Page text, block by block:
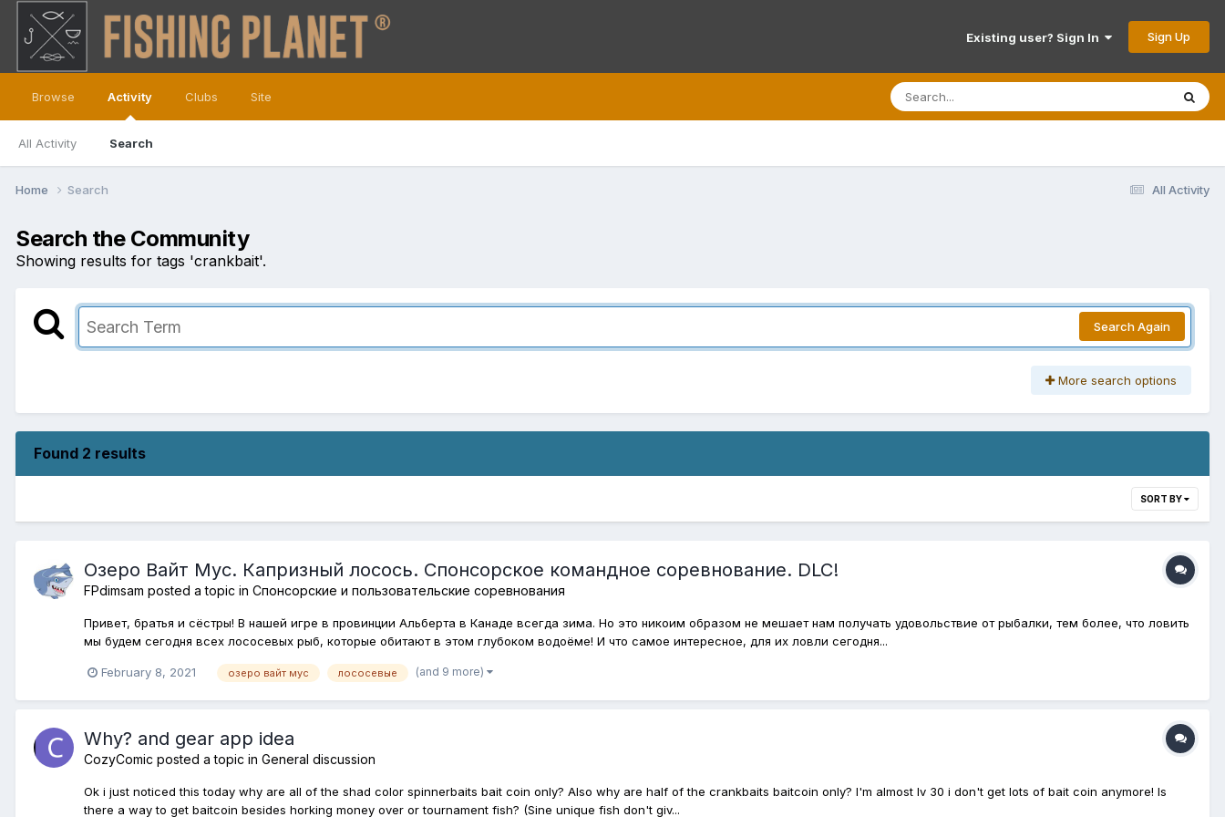
Existing user? Sign In Sign Up
Browse Activity
All Activity Search
Clubs Site
All Activity
Home Search
Search the Community
Showing results for tags 'crankbait'.
Search Again
More search options
Found 2 results
SORT BY
Озеро Вайт Мус. Капризный лосось. Спонсорское командное соревнование. DLC!
FPdimsam posted a topic in Спонсорские и пользовательские соревнования
Привет, братья и сёстры! В нашей игре в провинции Альберта в Канаде всегда зима. Но это никоим образом не мешает нам получать удовольствие от рыбалки, тем более, что ловить
мы будем сегодня всех лососевых рыб, которые обитают в этом глубоком водоёме! И что самое интересное, для их ловли сегодня...
February 8, 2021 озеро вайт мус лососевые (and 9 more)
Why? and gear app idea
CozyComic posted a topic in General discussion
Ok i just noticed this today why are all of the shad color spinnerbaits bait coin only? Also why are half of the crankbaits baitcoin only? I'm almost lv 30 i don't get lots of bait coin anymore! Is
there a way to get baitcoin besides horking money over or tournament fish? (Sine unique fish don't giv...